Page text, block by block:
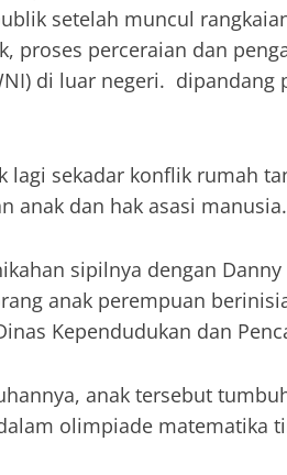
setelah muncul
proses perceraian dan
di luar negeri.
sekadar konflik rumah
anak dan hak asasi manusia.
sipilnya dengan
anak perempuan
Kependudukan dan
anak tersebut
olimpiade matematika